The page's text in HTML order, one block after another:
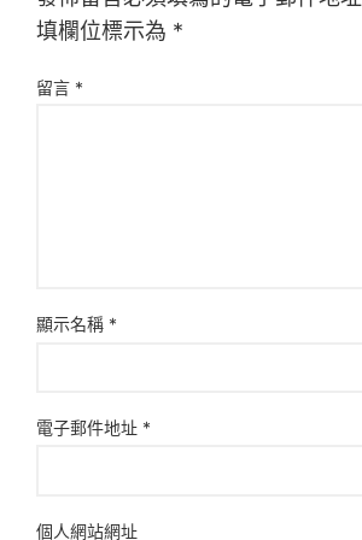
填欄位標示為 *
留言 *
顯示名稱 *
電子郵件地址 *
個人網站網址